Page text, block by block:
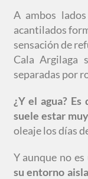
A ambos
acantilados
sensación de
Cala Argilaga
separadas por
¿Y el agua?
suele estar
oleaje los días
Y aunque no
su entorno